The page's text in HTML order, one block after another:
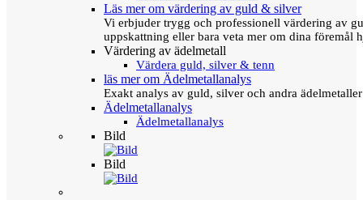
Läs mer om värdering av guld & silver
Vi erbjuder trygg och professionell värdering av
uppskattning eller bara veta mer om dina föremål
Värdering av ädelmetall
Värdera guld, silver & tenn
läs mer om Ädelmetallanalys
Exakt analys av guld, silver och andra
Ädelmetallanalys
Ädelmetallanalys
Bild
Bild